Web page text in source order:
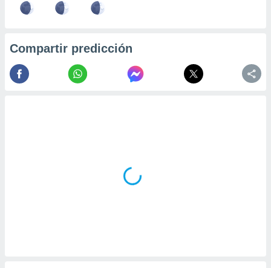
Compartir predicción